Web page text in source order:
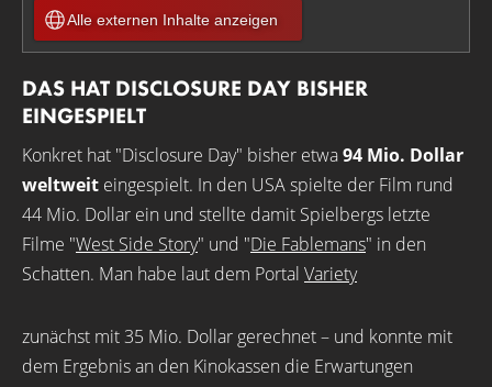
Alle externen Inhalte anzeigen
DAS HAT DISCLOSURE DAY BISHER
EINGESPIELT
Konkret hat "Disclosure Day" bisher etwa94 Mio. Dollar
weltweit eingespielt. In den USA spielte der Film rund
44 Mio. Dollar ein und stellte damit Spielbergs letzte
Filme "West Side Story" und "Die Fablemans" in den
Schatten. Man habe laut dem Portal Variety
zunächst mit 35 Mio. Dollar gerechnet – und konnte mit
dem Ergebnis an den Kinokassen die Erwartungen